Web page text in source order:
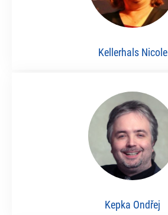
Kellerhals Nicole
Kepka Ondřej